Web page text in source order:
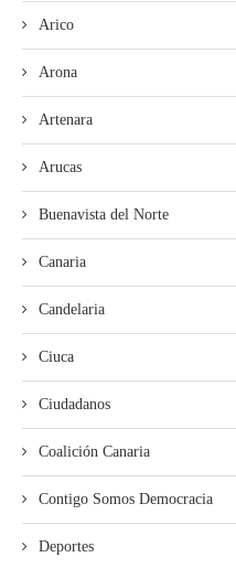
Arico
Arona
Artenara
Arucas
Buenavista del Norte
Canaria
Candelaria
Ciuca
Ciudadanos
Coalición Canaria
Contigo Somos Democracia
Deportes